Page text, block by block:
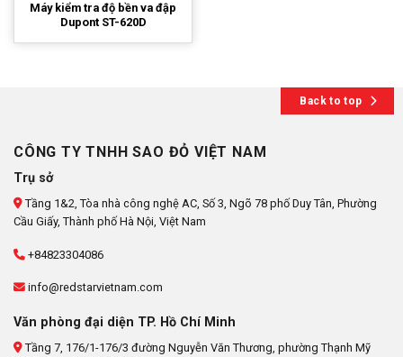
Máy kiểm tra độ bền va đập
Dupont ST-620D
Back to top
CÔNG TY TNHH SAO ĐỎ VIỆT NAM
Trụ sở
Tầng 1&2, Tòa nhà công nghệ AC, Số 3, Ngõ 78 phố Duy Tân, Phường
Cầu Giấy, Thành phố Hà Nội, Việt Nam
+84823304086
info@redstarvietnam.com
Văn phòng đại diện TP. Hồ Chí Minh
Tầng 7, 176/1-176/3 đường Nguyễn Văn Thương, phường Thạnh Mỹ